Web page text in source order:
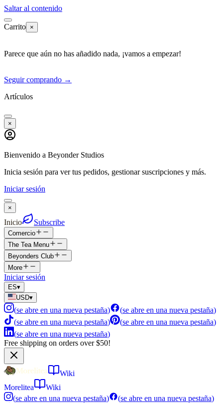
Saltar al contenido
Carrito ×
Parece que aún no has añadido nada, ¡vamos a empezar!
Seguir comprando →
Artículos
×
Bienvenido a Beyonder Studios
Inicia sesión para ver tus pedidos, gestionar suscripciones y más.
Iniciar sesión
×
Inicio Subscribe
Comercio
The Tea Menu
Beyonders Club
More
Iniciar sesión
ES▾
USD▾
(se abre en una nueva pestaña) (se abre en una nueva pestaña)
(se abre en una nueva pestaña) (se abre en una nueva pestaña)
(se abre en una nueva pestaña)
Free shipping on orders over $50!
Wiki
Morelitea
Wiki
(se abre en una nueva pestaña) (se abre en una nueva pestaña)